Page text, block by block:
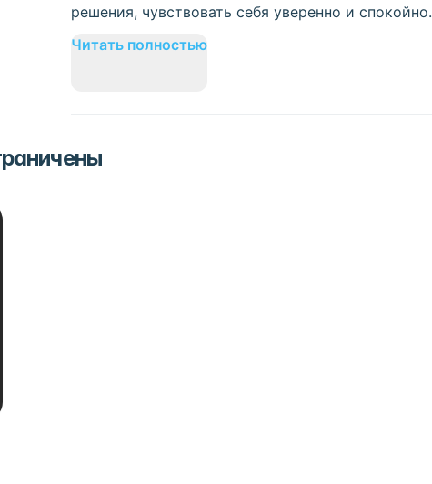
решения, чувствовать себя уверенно и спокойно.
Читать полностью